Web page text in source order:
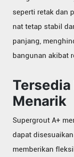
seperti retak dan
nat tetap stabil
panjang,
bangunan akibat
Tersedia
Menarik
Supergrout A+
dapat
memberikan